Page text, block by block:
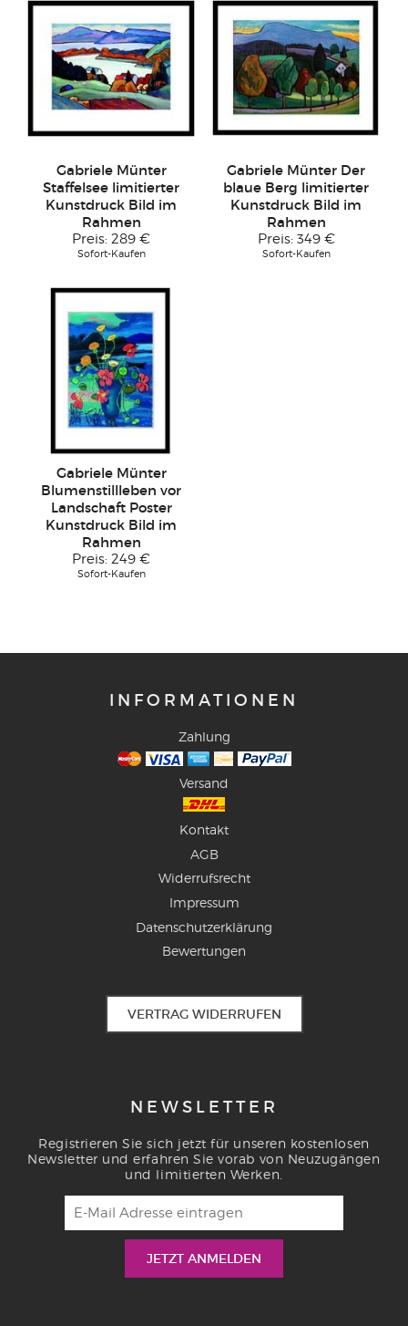
Gabriele Münter
Staffelsee limitierter
Kunstdruck Bild im
Rahmen
Preis: 289 €
Sofort-Kaufen
Gabriele Münter Der
blaue Berg limitierter
Kunstdruck Bild im
Rahmen
Preis: 349 €
Sofort-Kaufen
Gabriele Münter
Blumenstillleben vor
Landschaft Poster
Kunstdruck Bild im
Rahmen
Preis: 249 €
Sofort-Kaufen
INFORMATIONEN
Zahlung
Versand
Kontakt
AGB
Widerrufsrecht
Impressum
Datenschutzerklärung
Bewertungen
VERTRAG WIDERRUFEN
NEWSLETTER
Registrieren Sie sich jetzt für unseren kostenlosen
Newsletter und erfahren Sie vorab von Neuzugängen
und limitierten Werken.